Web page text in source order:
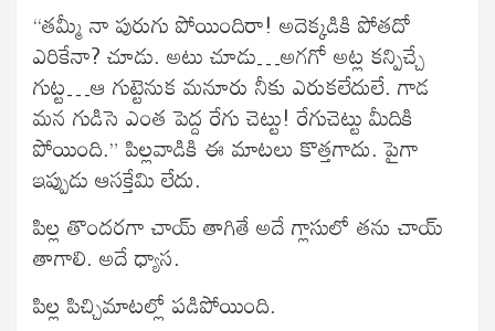
“తమ్మీ నా పురుగు పోయిందిరా! అదెక్కడికి పోతదో
ఎరికేనా? చూడు. అటు చూడు…అగగో అట్ల కన్పిచ్చే
గుట్ట…ఆ గుట్టెనుక మనూరు నీకు ఎరుకలేదులే. గాడ
మన గుడిసె ఎంత పెద్ద రేగు చెట్టు! రేగుచెట్టు మీదికి
పోయింది.” పిల్లవాడికి ఈ మాటలు కొత్తగాదు. పైగా
ఇప్పుడు ఆసక్తేమి లేదు.
పిల్ల తొందరగా చాయ్ తాగితే అదే గ్లాసులో తను చాయ్
తాగాలి. అదే ధ్యాస.
పిల్ల పిచ్చిమాటల్లో పడిపోయింది.